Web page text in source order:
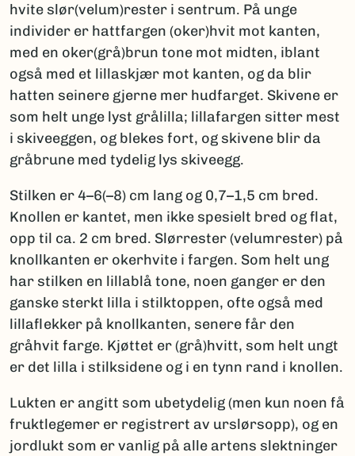
hvite slør(velum)rester i sentrum. På unge
individer er hattfargen (oker)hvit mot kanten,
med en oker(grå)brun tone mot midten, iblant
også med et lillaskjær mot kanten, og da blir
hatten seinere gjerne mer hudfarget. Skivene er
som helt unge lyst grålilla; lillafargen sitter mest
i skiveeggen, og blekes fort, og skivene blir da
gråbrune med tydelig lys skiveegg.
Stilken er 4–6(–8) cm lang og 0,7–1,5 cm bred.
Knollen er kantet, men ikke spesielt bred og flat,
opp til ca. 2 cm bred. Slørrester (velumrester) på
knollkanten er okerhvite i fargen. Som helt ung
har stilken en lillablå tone, noen ganger er den
ganske sterkt lilla i stilktoppen, ofte også med
lillaflekker på knollkanten, senere får den
gråhvit farge. Kjøttet er (grå)hvitt, som helt ungt
er det lilla i stilksidene og i en tynn rand i knollen.
Lukten er angitt som ubetydelig (men kun noen få
fruktlegemer er registrert av urslørsopp), og en
jordlukt som er vanlig på alle artens slektninger